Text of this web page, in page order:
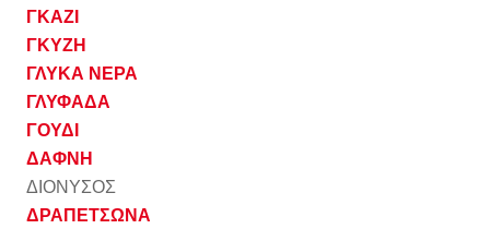
ΓΚΑΖΙ
ΓΚΥΖΗ
ΓΛΥΚΑ ΝΕΡΑ
ΓΛΥΦΑΔΑ
ΓΟΥΔΙ
ΔΑΦΝΗ
ΔΙΟΝΥΣΟΣ
ΔΡΑΠΕΤΣΩΝΑ